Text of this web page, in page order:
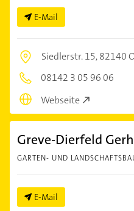
E-Mail
Siedlerstr. 15,82140
08142 3 05 96 06
Webseite
Greve-Dierfeld
GARTEN- UND
E-Mail